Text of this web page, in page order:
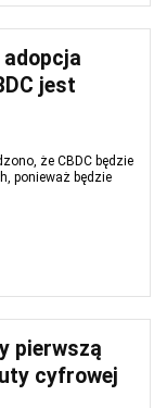
jest
że CBDC będzie
ponieważ będzie
pierwszą
cyfrowej